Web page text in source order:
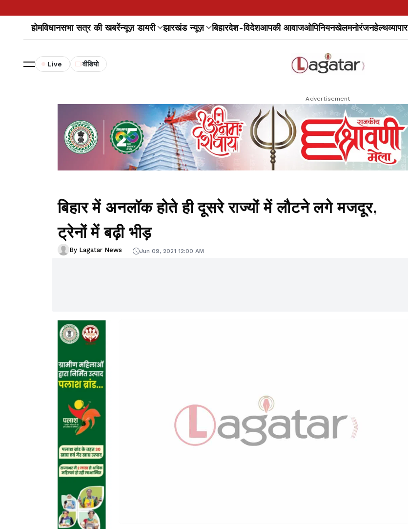
होमविधानसभा सत्र की खबरेंन्यूज़ डायरी झारखंड न्यूज़ बिहारदेश-विदेशआपकी आवाजओपिनियनखेलमनोरंजनहेल्थव्यापार
Live वीडियो
Advertisement
बिहार में अनलॉक होते ही दूसरे राज्यों में लौटने लगे मजदूर,
ट्रेनों में बढ़ी भीड़
By Lagatar News Jun 09, 2021 12:00 AM